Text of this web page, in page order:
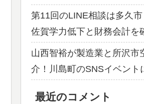
第11回のLINE相談は多久
佐賀学力低下と財務会計を
山西智裕が製造業と所沢市
介！川島町のSNSイベント
最近のコメント